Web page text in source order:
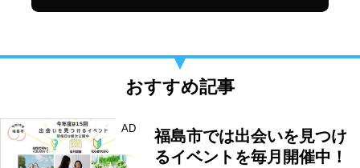
おすすめ記事
AD
福島市では出会いを見つけ
るイベントを毎月開催中！